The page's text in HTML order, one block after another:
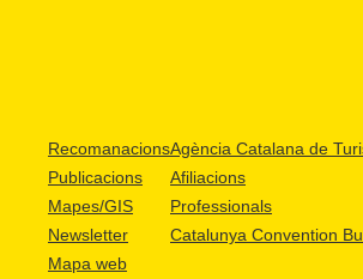
Recomanacions
Publicacions
Mapes/GIS
Newsletter
Mapa web
Agència Catalana de
Afiliacions
Professionals
Catalunya Convention